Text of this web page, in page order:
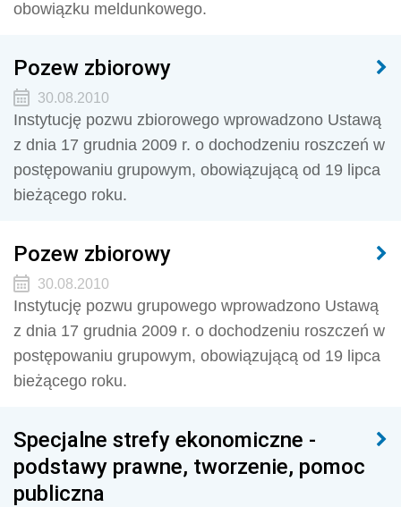
obowiązku meldunkowego.
Pozew zbiorowy
30.08.2010
Instytucję pozwu zbiorowego wprowadzono Ustawą
z dnia 17 grudnia 2009 r. o dochodzeniu roszczeń w
postępowaniu grupowym, obowiązującą od 19 lipca
bieżącego roku.
Pozew zbiorowy
30.08.2010
Instytucję pozwu grupowego wprowadzono Ustawą
z dnia 17 grudnia 2009 r. o dochodzeniu roszczeń w
postępowaniu grupowym, obowiązującą od 19 lipca
bieżącego roku.
Specjalne strefy ekonomiczne -
podstawy prawne, tworzenie, pomoc
publiczna